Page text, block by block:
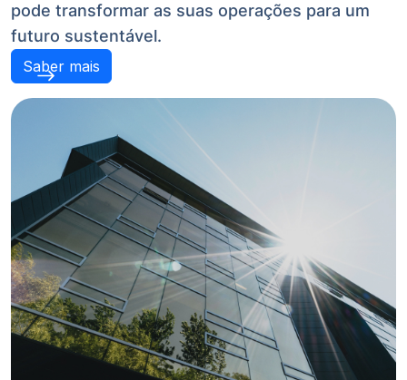
pode transformar as suas operações para um
futuro sustentável.
Saber mais